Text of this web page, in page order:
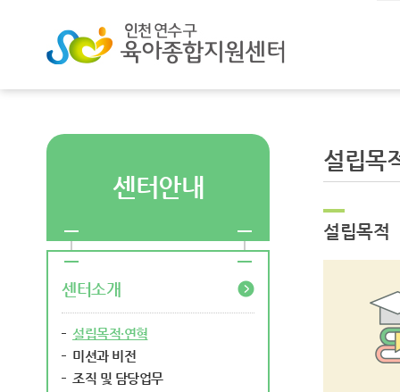
센터안내
센터소개
설립목적·연혁
미션과 비전
조직 및 담당업무
설립목
설립목적